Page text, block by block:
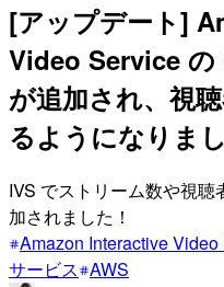
[アップデート]
Video Service
が追加され、視
るようになりま
IVS でストリーム数や視
加されました！
Amazon Interactive Video
サービス AWS